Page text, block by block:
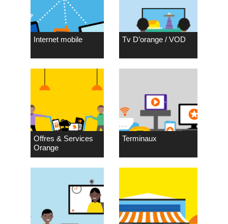
Internet mobile Tv D’orange / VOD
Offres & Services
Orange
Terminaux